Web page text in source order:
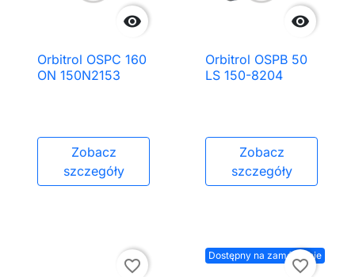

Orbitrol OSPC 160
ON 150N2153
Zobacz
szczegóły

Orbitrol OSPB 50
LS 150-8204
Zobacz
szczegóły
favorite_border
Dostępny na zamówienie
favorite_border